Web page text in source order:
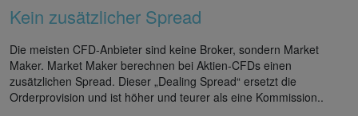
Kein zusätzlicher Spread
Die meisten CFD-Anbieter sind keine Broker, sondern Market
Maker. Market Maker berechnen bei Aktien-CFDs einen
zusätzlichen Spread. Dieser „Dealing Spread“ ersetzt die
Orderprovision und ist höher und teurer als eine Kommission..